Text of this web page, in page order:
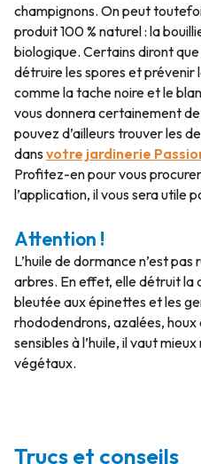
champignons. On peut
produit 100 % naturel : la
biologique. Certains diront que
détruire les spores et prévenir
comme la tache noire et le
vous donnera certainement
pouvez d’ailleurs trouver les
dans votre jardinerie
Profitez-en pour vous
l’application, il vous sera utile
Attention !
L’huile de dormance n’est
arbres. En effet, elle détruit la
bleutée aux épinettes et les
rhododendrons, azalées,
sensibles à l’huile, il vaut
végétaux.
Trucs et conseils